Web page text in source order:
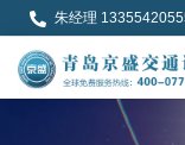
朱经理